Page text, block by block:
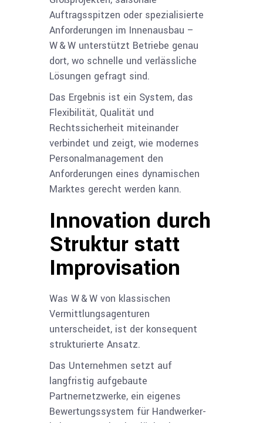
Auftragsspitzen oder spezialisierte
Anforderungen im Innenausbau –
W & W unterstützt Betriebe genau
dort, wo schnelle und verlässliche
Lösungen gefragt sind.
Das Ergebnis ist ein System, das
Flexibilität, Qualität und
Rechtssicherheit miteinander
verbindet und zeigt, wie modernes
Personalmanagement den
Anforderungen eines dynamischen
Marktes gerecht werden kann.
Innovation durch
Struktur statt
Improvisation
Was W & W von klassischen
Vermittlungsagenturen
unterscheidet, ist der konsequent
strukturierte Ansatz.
Das Unternehmen setzt auf
langfristig aufgebaute
Partnernetzwerke, ein eigenes
Bewertungssystem für Handwerker­